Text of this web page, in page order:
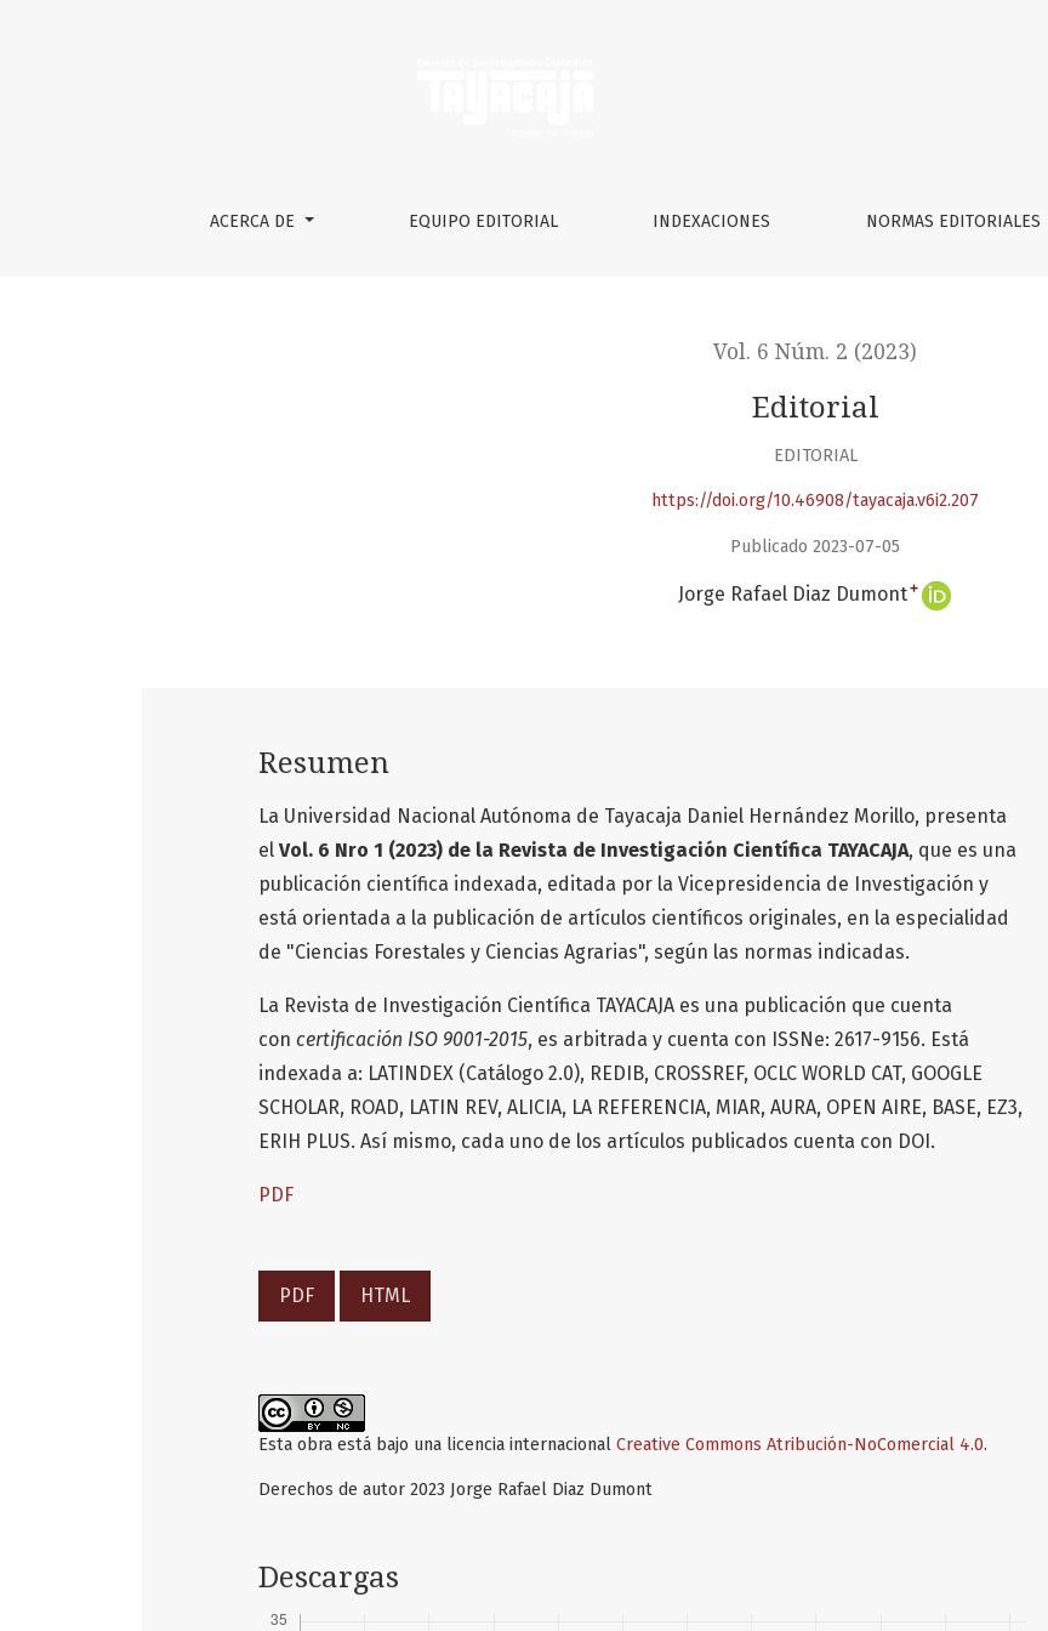
ACERCA DE EQUIPO EDITORIAL INDEXACIONES NORMAS EDITORIALES
Vol. 6 Núm. 2 (2023)
Editorial
EDITORIAL
https://doi.org/10.46908/tayacaja.v6i2.207
Publicado 2023-07-05
Jorge Rafael Diaz Dumont+
Resumen
La Universidad Nacional Autónoma de Tayacaja Daniel Hernández Morillo, presenta
el Vol. 6 Nro 1 (2023) de la Revista de Investigación Científica TAYACAJA, que es una
publicación científica indexada, editada por la Vicepresidencia de Investigación y
está orientada a la publicación de artículos científicos originales, en la especialidad
de "Ciencias Forestales y Ciencias Agrarias", según las normas indicadas.
La Revista de Investigación Científica TAYACAJA es una publicación que cuenta
con certificación ISO 9001-2015, es arbitrada y cuenta con ISSNe: 2617-9156. Está
indexada a: LATINDEX (Catálogo 2.0), REDIB, CROSSREF, OCLC WORLD CAT, GOOGLE
SCHOLAR, ROAD, LATIN REV, ALICIA, LA REFERENCIA, MIAR, AURA, OPEN AIRE, BASE, EZ3,
ERIH PLUS. Así mismo, cada uno de los artículos publicados cuenta con DOI.
PDF
PDF HTML
Esta obra está bajo una licencia internacional Creative Commons Atribución-NoComercial 4.0.
Derechos de autor 2023 Jorge Rafael Diaz Dumont
Descargas